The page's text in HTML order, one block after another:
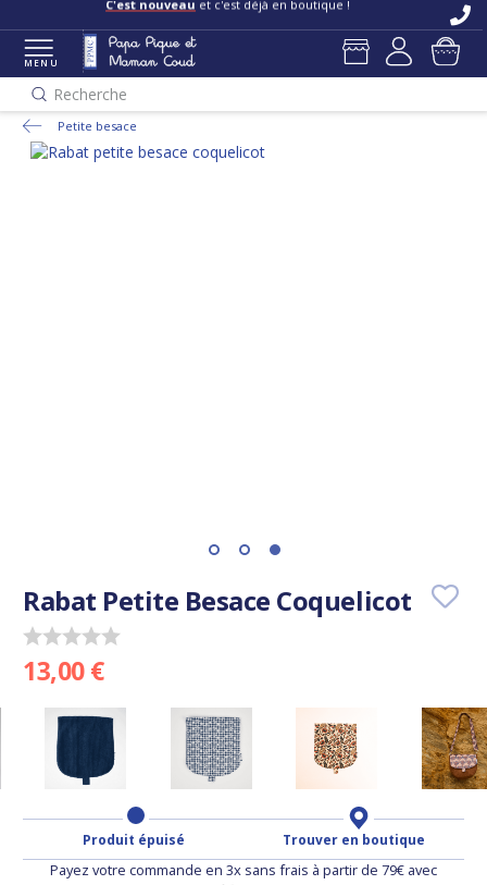
C'est nouveau et c'est déjà en boutique !
MENU
Recherche
Petite besace
Rabat Petite Besace Coquelicot
13,00 €
Produit épuisé Trouver en boutique
Payez votre commande en 3x sans frais à partir de 79€ avec